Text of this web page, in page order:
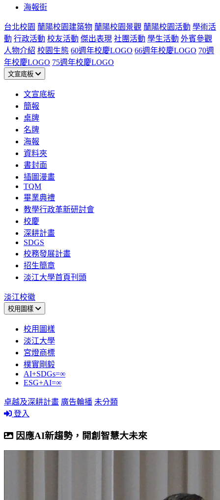
海報街
台北校園 蘭陽校園建築物 蘭陽校園景觀 蘭陽校園活動 學術活
動 行政活動 校友活動 傑出表現 社團活動 學生活動 外賓參觀
人物介紹 校園生態 60週年校慶LOGO 66週年校慶LOGO 70週
年校慶LOGO 75週年校慶LOGO
文宣底板
文宣底板
簡報
桌牌
名牌
海報
資料夾
書封面
插圖漫畫
TQM
畢業典禮
教學行政革新研討會
校慶
深耕計畫
SDGS
校務發展計畫
招生簡章
淡江大學首頁刊頭
淡江校徽
校用圖樣
校用圖樣
淡江大學
宮燈商標
樸實剛毅
AI+SDGs=∞
ESG+AI=∞
卓越及深耕計畫 廣告輪播 未分類
登入
因應AI新趨勢，開創智慧大未來